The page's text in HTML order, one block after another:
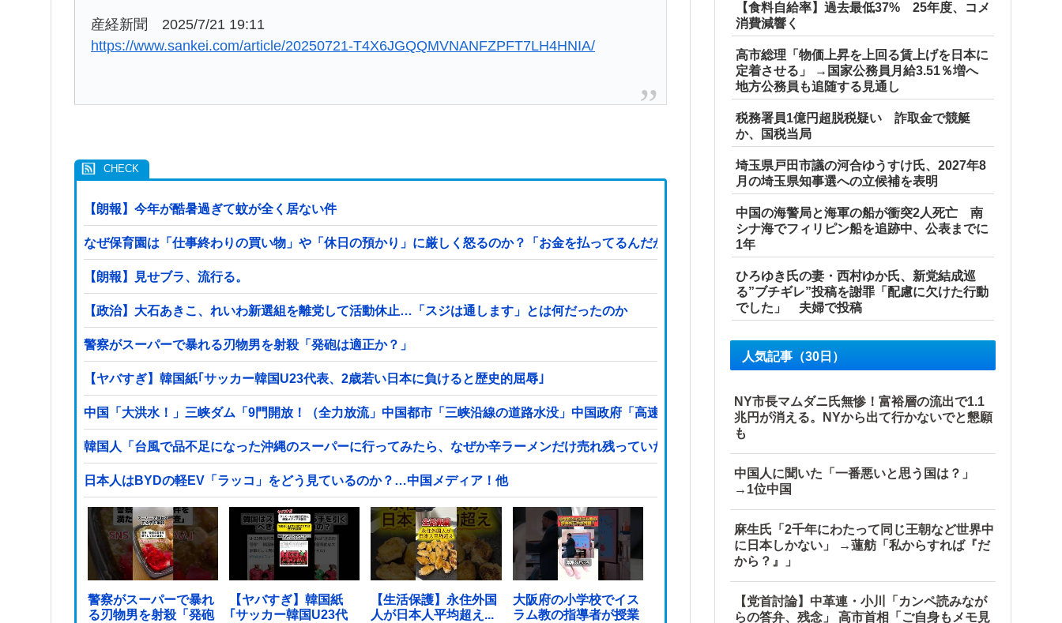
産経新聞 2025/7/21 19:11
https://www.sankei.com/article/20250721-T4X6JGQQMVNANFZPFT7LH4HNIA/
【朗報】今年が酷暑過ぎて蚊が全く居ない件
なぜ保育園は「仕事終わりの買い物」や「休日の預かり」に厳しく怒るのか？「お金を払ってるんだから自由だろ」主張する保護者 vs 「保育欠如のための施設」と諭す保
【朗報】見せブラ、流行る。
【政治】大石あきこ、れいわ新選組を離党して活動休止…「スジは通します」とは何だったのか
警察がスーパーで暴れる刃物男を射殺「発砲は適正か？」
【ヤバすぎ】韓国紙｢サッカー韓国U23代表、2歳若い日本に負けると歴史的屈辱｣
中国「大洪水！」三峡ダム「9門開放！（全力放流」中国都市「三峡沿線の道路水没」中国政府「高速道路封鎖！」中国ダム「緊急放流に合わせて開門（土砂崩れ発生」→
韓国人「台風で品不足になった沖縄のスーパーに行ってみたら、なぜか辛ラーメンだけ売れ残っていたんです…」
日本人はBYDの軽EV「ラッコ」をどう見ているのか？…中国メディア！他
警察がスーパーで暴れ
る刃物男を射殺「発砲
【ヤバすぎ】韓国紙
｢サッカー韓国U23代
【生活保護】永住外国
人が日本人平均超え...
大阪府の小学校でイス
ラム教の指導者が授業
【食料自給率】過去最低37% 25年度、コメ
消費減響く
高市総理「物価上昇を上回る賃上げを日本に
定着させる」 →国家公務員月給3.51％増へ
地方公務員も追随する見通し
税務署員1億円超脱税疑い 詐取金で競艇
か、国税当局
埼玉県戸田市議の河合ゆうすけ氏、2027年8
月の埼玉県知事選への立候補を表明
中国の海警局と海軍の船が衝突2人死亡 南
シナ海でフィリピン船を追跡中、公表までに
1年
ひろゆき氏の妻・西村ゆか氏、新党結成巡
る”ブチギレ”投稿を謝罪「配慮に欠けた行動
でした」 夫婦で投稿
人気記事（30日）
NY市長マムダニ氏無惨！富裕層の流出で1.1
兆円が消える。NYから出て行かないでと懇願
も
中国人に聞いた「一番悪いと思う国は？」
→1位中国
麻生氏「2千年にわたって同じ王朝など世界中
に日本しかない」 →蓮舫「私からすれば『だ
から？』」
【党首討論】中革連・小川「カンペ読みなが
らの答弁、残念」 高市首相「ご自身もメモ見